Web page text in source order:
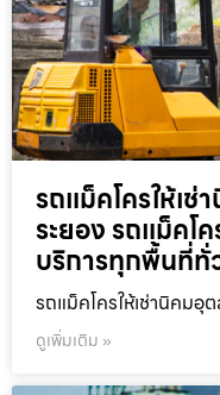
รถแม็คโครให้เ
ระยอง รถแม็คโ
บริการทุกพื้นที่ทั่
รถแม็คโครให้เช่านิคมอุ
ดูเพิ่มเติม »